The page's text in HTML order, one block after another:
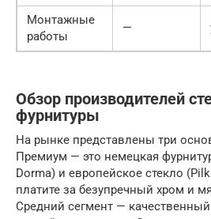
Монтажные
работы
—
Обзор производителей
фурнитуры
На рынке представлены три
Премиум — это немецкая
Dorma) и европейское стекло
платите за безупречный хром и
Средний сегмент —